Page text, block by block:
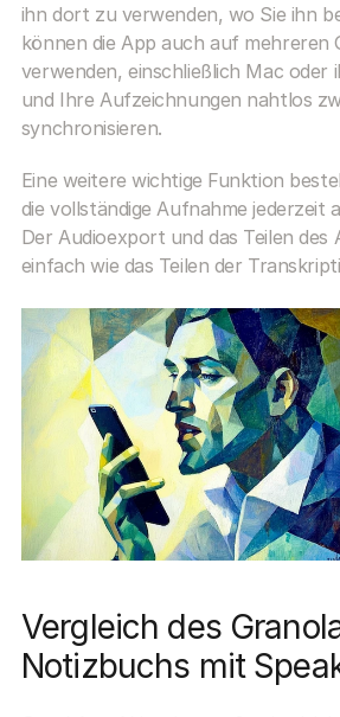
ihn dort zu verwenden, wo Sie ihn
können die App auch auf mehreren
verwenden, einschließlich Mac oder
und Ihre Aufzeichnungen nahtlos
synchronisieren.
Eine weitere wichtige Funktion
die vollständige Aufnahme jederzeit
Der Audioexport und das Teilen des
einfach wie das Teilen der
Vergleich des
Notizbuchs mit